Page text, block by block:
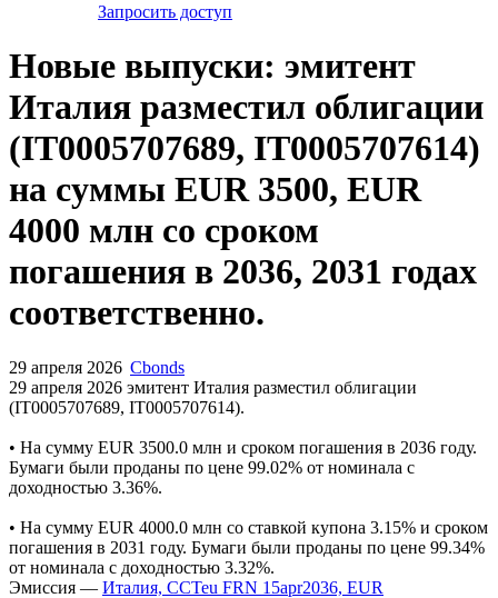
Запросить доступ
Новые выпуски: эмитент
Италия разместил облигации
(IT0005707689, IT0005707614)
на суммы EUR 3500, EUR
4000 млн со сроком
погашения в 2036, 2031 годах
соответственно.
29 апреля 2026 Cbonds
29 апреля 2026 эмитент Италия разместил облигации
(IT0005707689, IT0005707614).
• На сумму EUR 3500.0 млн и сроком погашения в 2036 году.
Бумаги были проданы по цене 99.02% от номинала с
доходностью 3.36%.
• На сумму EUR 4000.0 млн cо ставкой купона 3.15% и сроком
погашения в 2031 году. Бумаги были проданы по цене 99.34%
от номинала с доходностью 3.32%.
Эмиссия — Италия, CCTeu FRN 15apr2036, EUR